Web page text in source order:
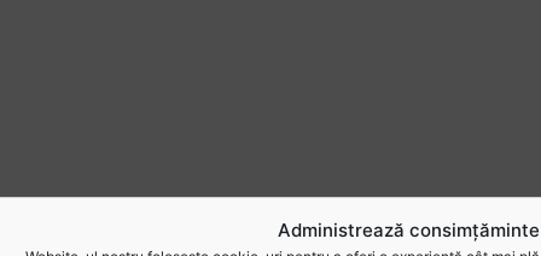
Administrează